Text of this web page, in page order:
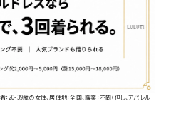
20-39歳の女性、居住地：全国、職業：不問（但し、アパレル